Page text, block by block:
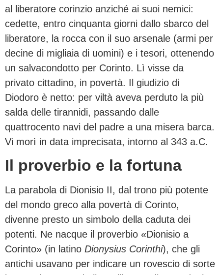
al liberatore corinzio anziché ai suoi nemici:
cedette, entro cinquanta giorni dallo sbarco del
liberatore, la rocca con il suo arsenale (armi per
decine di migliaia di uomini) e i tesori, ottenendo
un salvacondotto per Corinto. Lì visse da
privato cittadino, in povertà. Il giudizio di
Diodoro è netto: per viltà aveva perduto la più
salda delle tirannidi, passando dalle
quattrocento navi del padre a una misera barca.
Vi morì in data imprecisata, intorno al 343 a.C.
Il proverbio e la fortuna
La parabola di Dionisio II, dal trono più potente
del mondo greco alla povertà di Corinto,
divenne presto un simbolo della caduta dei
potenti. Ne nacque il proverbio «Dionisio a
Corinto» (in latino Dionysius Corinthi), che gli
antichi usavano per indicare un rovescio di sorte